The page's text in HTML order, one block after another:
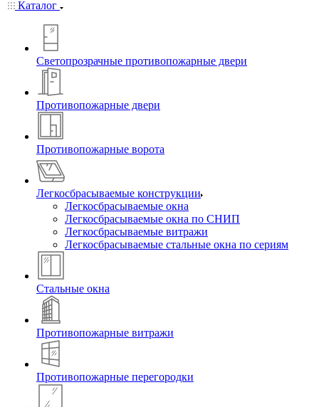
Каталог
Светопрозрачные противопожарные двери
Противопожарные двери
Противопожарные ворота
Легкосбрасываемые конструкции
Легкосбрасываемые окна
Легкосбрасываемые окна по СНИП
Легкосбрасываемые витражи
Легкосбрасываемые стальные окна по сериям
Стальные окна
Противопожарные витражи
Противопожарные перегородки